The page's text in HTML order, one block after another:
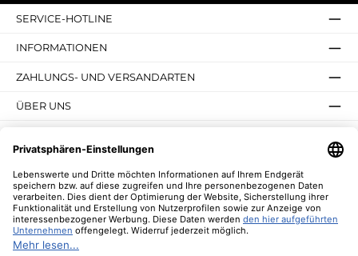
SERVICE-HOTLINE
INFORMATIONEN
ZAHLUNGS- UND VERSANDARTEN
ÜBER UNS
NEWSLETTER
* Alle Preise inkl. gesetzl. Mehrwertsteuer zzgl.
Nachnahmegebühren, wenn nicht anders angegeben.